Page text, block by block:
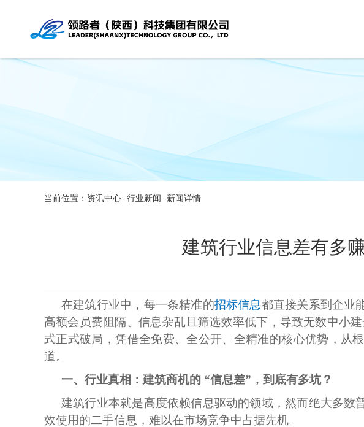
当前位置：资讯中心- 行业新闻 -新闻详情
建筑行业信息差有多
在建筑行业中，每一条精准的招标信息都直接关系到企业
高额会员费阻隔、信息杂乱且筛选效率低下，导致无数中小
式正式破局，凭借全免费、全公开、全精准的核心优势，从
道。
一、行业真相：建筑商机的 “信息差”，到底有多坑？
建筑行业本就是高度依赖信息驱动的领域，然而绝大多
效使用的二手信息，难以在市场竞争中占据先机。